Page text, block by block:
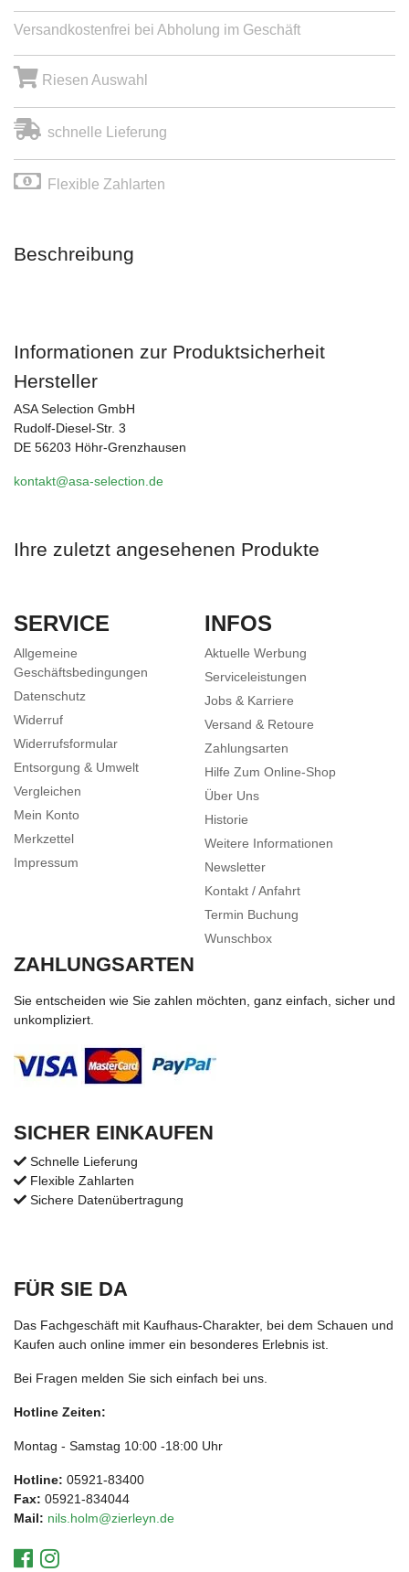
Versandkostenfrei bei Abholung im Geschäft
Riesen Auswahl
schnelle Lieferung
Flexible Zahlarten
Beschreibung
Informationen zur Produktsicherheit
Hersteller
ASA Selection GmbH
Rudolf-Diesel-Str. 3
DE 56203 Höhr-Grenzhausen
kontakt@asa-selection.de
Ihre zuletzt angesehenen Produkte
SERVICE
Allgemeine
Geschäftsbedingungen
Datenschutz
Widerruf
Widerrufsformular
Entsorgung & Umwelt
Vergleichen
Mein Konto
Merkzettel
Impressum
INFOS
Aktuelle Werbung
Serviceleistungen
Jobs & Karriere
Versand & Retoure
Zahlungsarten
Hilfe Zum Online-Shop
Über Uns
Historie
Weitere Informationen
Newsletter
Kontakt / Anfahrt
Termin Buchung
Wunschbox
ZAHLUNGSARTEN
Sie entscheiden wie Sie zahlen möchten, ganz einfach, sicher und
unkompliziert.
SICHER EINKAUFEN
Schnelle Lieferung
Flexible Zahlarten
Sichere Datenübertragung
FÜR SIE DA
Das Fachgeschäft mit Kaufhaus-Charakter, bei dem Schauen und
Kaufen auch online immer ein besonderes Erlebnis ist.
Bei Fragen melden Sie sich einfach bei uns.
Hotline Zeiten:
Montag - Samstag 10:00 -18:00 Uhr
Hotline: 05921-83400
Fax: 05921-834044
Mail: nils.holm@zierleyn.de